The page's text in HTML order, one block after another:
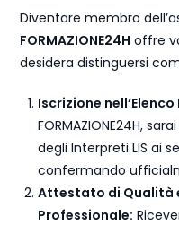
Diventare membro
FORMAZIONE24H offre
desidera distinguersi
Iscrizione
FORMAZIONE24H,
degli Interpreti LIS ai
confermando
Attestato di Qualità
Professionale: